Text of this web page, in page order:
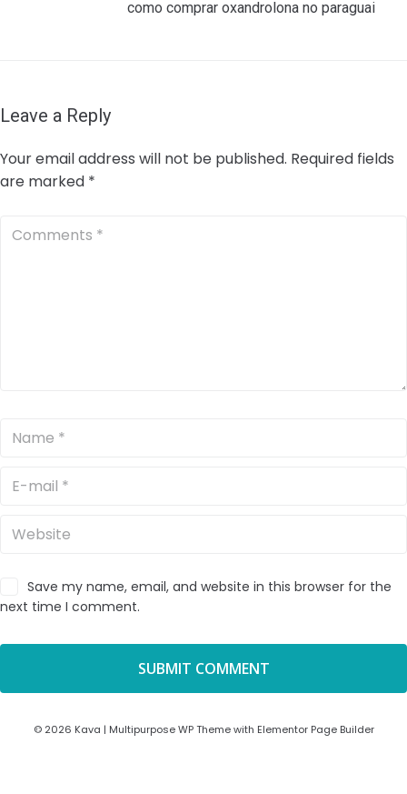
como comprar oxandrolona no paraguai
Leave a Reply
Your email address will not be published. Required fields
are marked *
Save my name, email, and website in this browser for the
next time I comment.
© 2026 Kava | Multipurpose WP Theme with Elementor Page Builder